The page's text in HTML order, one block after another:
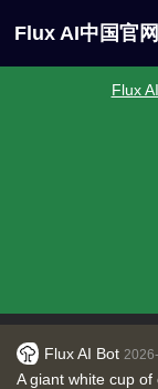
Flux AI中国官网
Flux
Flux AI Bot
A giant white cup